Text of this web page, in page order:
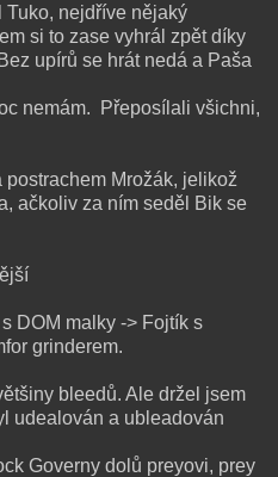
nejdříve nějaký
si to zase vyhrál zpět díky
upírů se hrát nedá a Paša
nemám. Přeposílali všichni,
Mrožák, jelikož
ačkoliv za ním seděl Bik se
DOM malky -> Fojtík s
grinderem.
bleedů. Ale držel jsem
udealován a ubleadován
Governy dolů preyovi, prey